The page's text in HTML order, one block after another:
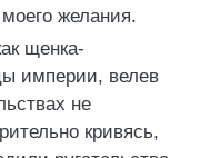
желания.
щенка-
империи, велев
не
кривясь,